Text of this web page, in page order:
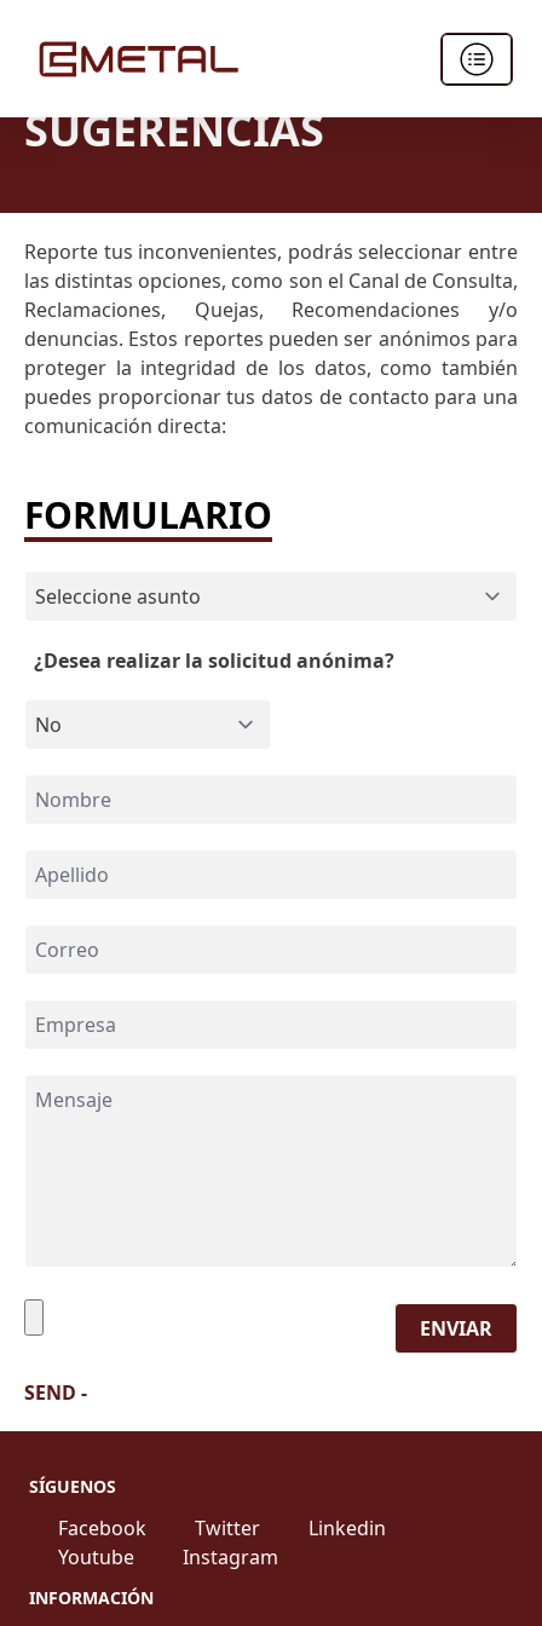
QUEJAS Y
SUGERENCIAS
Reporte tus inconvenientes, podrás seleccionar entre
las distintas opciones, como son el Canal de Consulta,
Reclamaciones, Quejas, Recomendaciones y/o
denuncias. Estos reportes pueden ser anónimos para
proteger la integridad de los datos, como también
puedes proporcionar tus datos de contacto para una
comunicación directa:
FORMULARIO
¿Desea realizar la solicitud anónima?
ENVIAR
SEND -
SÍGUENOS
Facebook Twitter
Linkedin
Youtube
Instagram
INFORMACIÓN